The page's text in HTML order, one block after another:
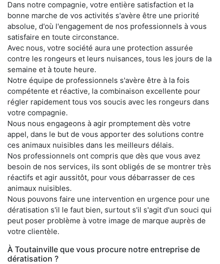
Dans notre compagnie, votre entière satisfaction et la
bonne marche de vos activités s'avère être une priorité
absolue, d'où l'engagement de nos professionnels à vous
satisfaire en toute circonstance.
Avec nous, votre société aura une protection assurée
contre les rongeurs et leurs nuisances, tous les jours de la
semaine et à toute heure.
Notre équipe de professionnels s'avère être à la fois
compétente et réactive, la combinaison excellente pour
régler rapidement tous vos soucis avec les rongeurs dans
votre compagnie.
Nous nous engageons à agir promptement dès votre
appel, dans le but de vous apporter des solutions contre
ces animaux nuisibles dans les meilleurs délais.
Nos professionnels ont compris que dès que vous avez
besoin de nos services, ils sont obligés de se montrer très
réactifs et agir aussitôt, pour vous débarrasser de ces
animaux nuisibles.
Nous pouvons faire une intervention en urgence pour une
dératisation s'il le faut bien, surtout s'il s'agit d'un souci qui
peut poser problème à votre image de marque auprès de
votre clientèle.
À Toutainville que vous procure notre entreprise de
dératisation ?